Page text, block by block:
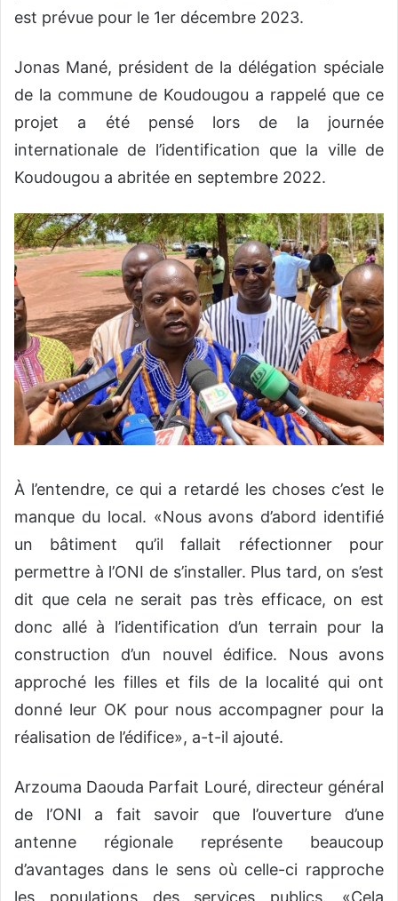
est prévue pour le 1er décembre 2023.
Jonas Mané, président de la délégation spéciale
de la commune de Koudougou a rappelé que ce
projet a été pensé lors de la journée
internationale de l’identification que la ville de
Koudougou a abritée en septembre 2022.
À l’entendre, ce qui a retardé les choses c’est le
manque du local. «Nous avons d’abord identifié
un bâtiment qu’il fallait réfectionner pour
permettre à l’ONI de s’installer. Plus tard, on s’est
dit que cela ne serait pas très efficace, on est
donc allé à l’identification d’un terrain pour la
construction d’un nouvel édifice. Nous avons
approché les filles et fils de la localité qui ont
donné leur OK pour nous accompagner pour la
réalisation de l’édifice», a-t-il ajouté.
Arzouma Daouda Parfait Louré, directeur général
de l’ONI a fait savoir que l’ouverture d’une
antenne régionale représente beaucoup
d’avantages dans le sens où celle-ci rapproche
les populations des services publics. «Cela